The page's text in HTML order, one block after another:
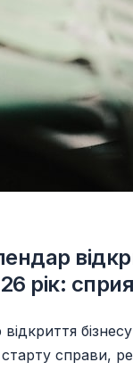
рік:
старту справи,